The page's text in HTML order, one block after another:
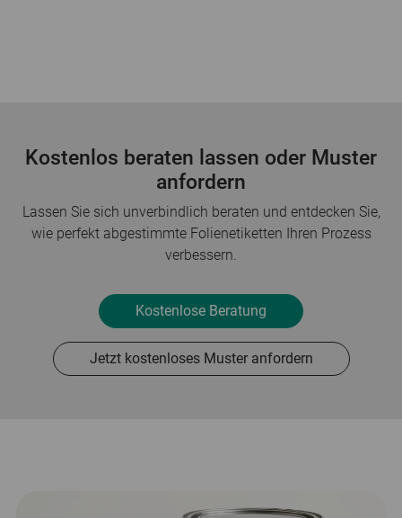
Kostenlos beraten lassen oder Muster
anfordern
Lassen Sie sich unverbindlich beraten und entdecken Sie,
wie perfekt abgestimmte Folienetiketten Ihren Prozess
verbessern.
Kostenlose Beratung
Jetzt kostenloses Muster anfordern